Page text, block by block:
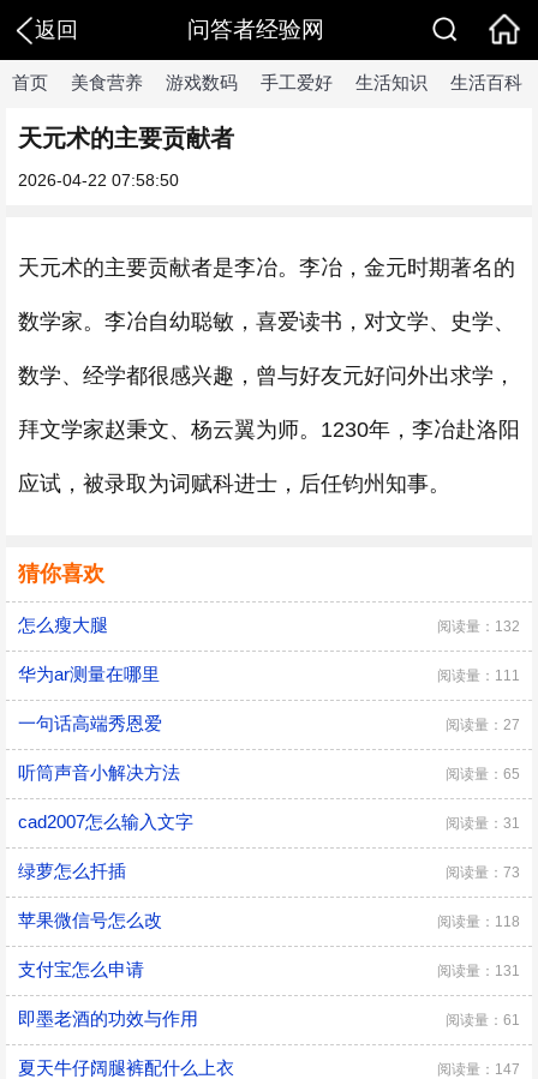
返回 问答者经验网
首页 美食营养 游戏数码 手工爱好 生活知识 生活百科
天元术的主要贡献者
2026-04-22 07:58:50
天元术的主要贡献者是李冶。李冶，金元时期著名的
数学家。李冶自幼聪敏，喜爱读书，对文学、史学、
数学、经学都很感兴趣，曾与好友元好问外出求学，
拜文学家赵秉文、杨云翼为师。1230年，李冶赴洛阳
应试，被录取为词赋科进士，后任钧州知事。
猜你喜欢
怎么瘦大腿 阅读量：132
华为ar测量在哪里 阅读量：111
一句话高端秀恩爱 阅读量：27
听筒声音小解决方法 阅读量：65
cad2007怎么输入文字 阅读量：31
绿萝怎么扦插 阅读量：73
苹果微信号怎么改 阅读量：118
支付宝怎么申请 阅读量：131
即墨老酒的功效与作用 阅读量：61
夏天牛仔阔腿裤配什么上衣 阅读量：147